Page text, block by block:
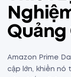
Quảng
Amazon Prime
cập lớn, khiến nó